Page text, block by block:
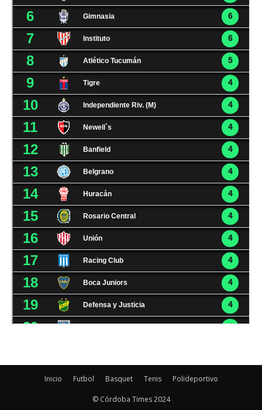
Inicio Futbol Basquet Tenis Polideportivo
© Córdoba Times 2024